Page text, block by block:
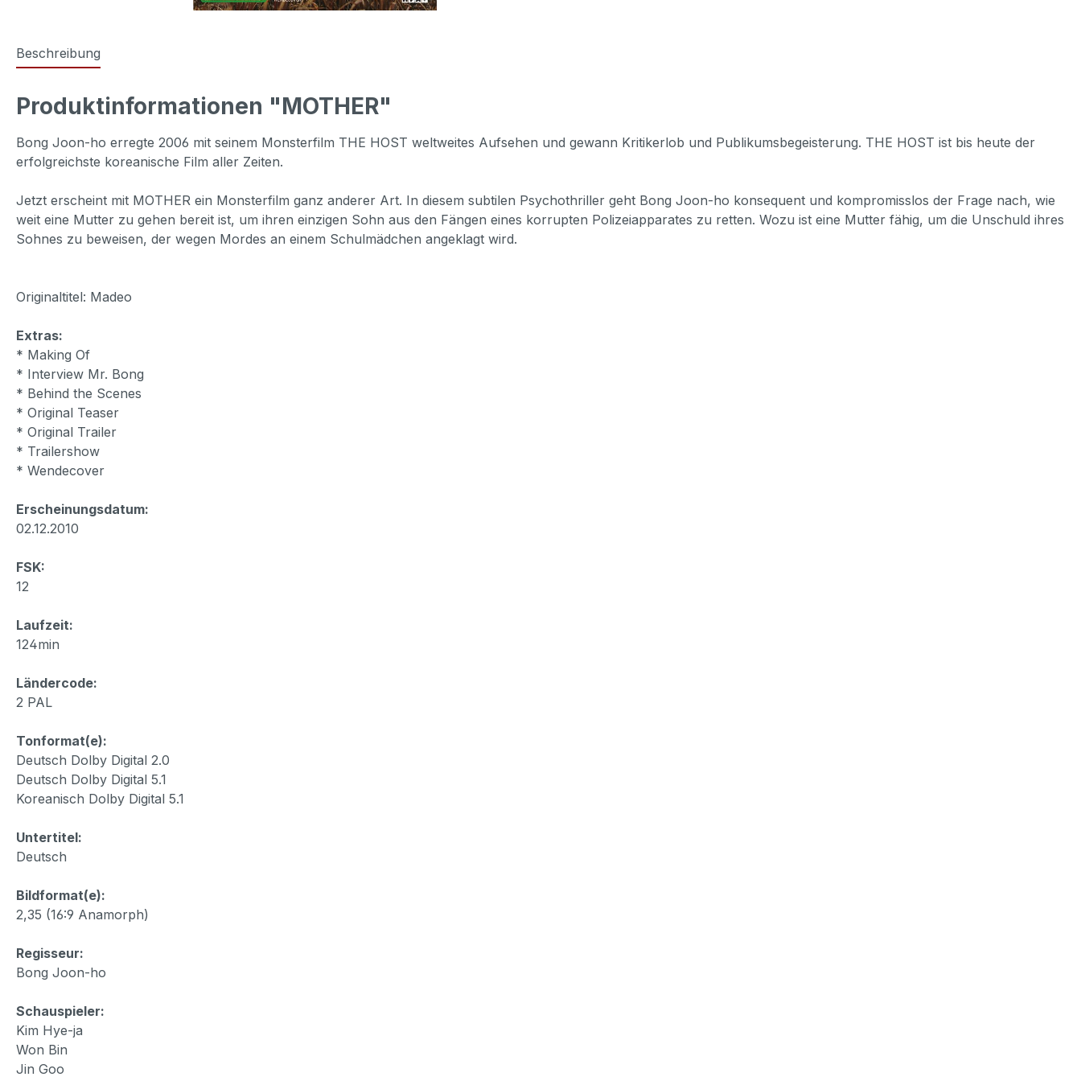
Beschreibung
Produktinformationen "MOTHER"
Bong Joon-ho erregte 2006 mit seinem Monsterfilm THE HOST weltweites Aufsehen und gewann Kritikerlob und Publikumsbegeisterung. THE HOST ist bis heute der
erfolgreichste koreanische Film aller Zeiten.
Jetzt erscheint mit MOTHER ein Monsterfilm ganz anderer Art. In diesem subtilen Psychothriller geht Bong Joon-ho konsequent und kompromisslos der Frage nach, wie
weit eine Mutter zu gehen bereit ist, um ihren einzigen Sohn aus den Fängen eines korrupten Polizeiapparates zu retten. Wozu ist eine Mutter fähig, um die Unschuld ihres
Sohnes zu beweisen, der wegen Mordes an einem Schulmädchen angeklagt wird.
Originaltitel: Madeo
Extras:
* Making Of
* Interview Mr. Bong
* Behind the Scenes
* Original Teaser
* Original Trailer
* Trailershow
* Wendecover
Erscheinungsdatum:
02.12.2010
FSK:
12
Laufzeit:
124min
Ländercode:
2 PAL
Tonformat(e):
Deutsch Dolby Digital 2.0
Deutsch Dolby Digital 5.1
Koreanisch Dolby Digital 5.1
Untertitel:
Deutsch
Bildformat(e):
2,35 (16:9 Anamorph)
Regisseur:
Bong Joon-ho
Schauspieler:
Kim Hye-ja
Won Bin
Jin Goo